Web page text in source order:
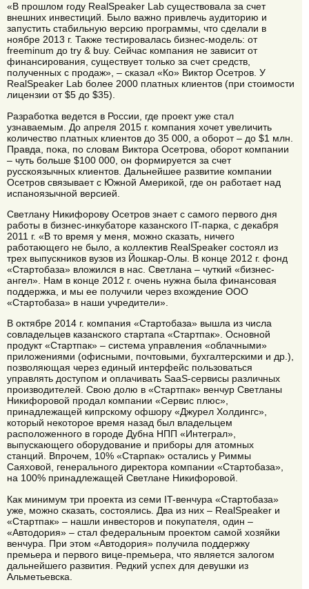
«В прошлом году RealSpeaker Lab существовала за счет
внешних инвестиций. Было важно привлечь аудиторию и
запустить стабильную версию программы, что сделали в
ноябре 2013 г. Также тестировалась бизнес-модель: от
freeminum до try & buy. Сейчас компания не зависит от
финансирования, существует только за счет средств,
полученных с продаж», – сказал «Ко» Виктор Осетров. У
RealSpeaker Lab более 2000 платных клиентов (при стоимости
лицензии от $5 до $35).
Разработка ведется в России, где проект уже стал
узнаваемым. До апреля 2015 г. компания хочет увеличить
количество платных клиентов до 35 000, а оборот – до $1 млн.
Правда, пока, по словам Виктора Осетрова, оборот компании
– чуть больше $100 000, он формируется за счет
русскоязычных клиентов. Дальнейшее развитие компании
Осетров связывает с Южной Америкой, где он работает над
испаноязычной версией.
Светлану Никифорову Осетров знает с самого первого дня
работы в бизнес-инкубаторе казанского IT-парка, с декабря
2011 г. «В то время у меня, можно сказать, ничего
работающего не было, а коллектив RealSpeaker состоял из
трех выпускников вузов из Йошкар-Олы. В конце 2012 г. фонд
«Стартобаза» вложился в нас. Светлана – чуткий «бизнес-
ангел». Нам в конце 2012 г. очень нужна была финансовая
поддержка, и мы ее получили через вхождение ООО
«Стартобаза» в наши учредители».
В октябре 2014 г. компания «Стартобаза» вышла из числа
совладельцев казанского стартапа «Стартпак». Основной
продукт «Стартпак» – система управления «облачными»
приложениями (офисными, почтовыми, бухгалтерскими и др.),
позволяющая через единый интерфейс пользоваться
управлять доступом и оплачивать SaaS-сервисы различных
производителей. Свою долю в «Стартпак» венчур Светланы
Никифоровой продал компании «Сервис плюс»,
принадлежащей кипрскому офшору «Джурел Холдингс»,
который некоторое время назад был владельцем
расположенного в городе Дубна НПП «Интеграл»,
выпускающего оборудование и приборы для атомных
станций. Впрочем, 10% «Старпак» остались у Риммы
Саяховой, генерального директора компании «Стартобаза»,
на 100% принадлежащей Светлане Никифоровой.
Как минимум три проекта из семи IT-венчура «Стартобаза»
уже, можно сказать, состоялись. Два из них – RealSpeaker и
«Стартпак» – нашли инвесторов и покупателя, один –
«Автодория» – стал федеральным проектом самой хозяйки
венчура. При этом «Автодория» получила поддержку
премьера и первого вице-премьера, что является залогом
дальнейшего развития. Редкий успех для девушки из
Альметьевска.